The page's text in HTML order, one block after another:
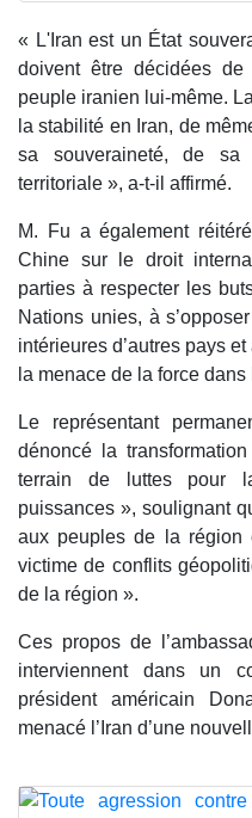
« L'Iran est un État
doivent être décidées
peuple iranien lui-même.
la stabilité en Iran, de
sa souveraineté, de
territoriale », a-t-il affirmé.
M. Fu a également
Chine sur le droit
parties à respecter les
Nations unies, à
intérieures d’autres pays
la menace de la force
Le représentant
dénoncé la
terrain de luttes pour
puissances », soulignant
aux peuples de la
victime de conflits
de la région ».
Ces propos de
interviennent dans un
président américain
menacé l’Iran d’une